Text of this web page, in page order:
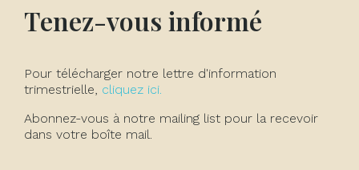
Tenez-vous informé
Pour télécharger notre lettre d'information
trimestrielle, cliquez ici.
Abonnez-vous à notre mailing list pour la recevoir
dans votre boîte mail.